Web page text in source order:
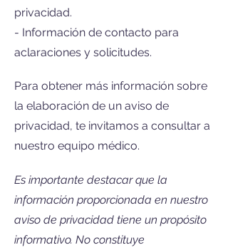
privacidad.
- Información de contacto para
aclaraciones y solicitudes.
Para obtener más información sobre
la elaboración de un aviso de
privacidad, te invitamos a consultar a
nuestro equipo médico.
Es importante destacar que la
información proporcionada en nuestro
aviso de privacidad tiene un propósito
informativo. No constituye